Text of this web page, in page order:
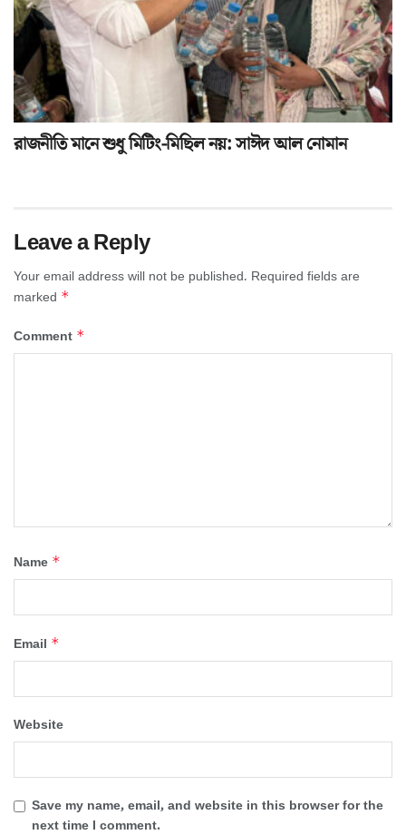
রাজনীতি মানে শুধু মিটিং-মিছিল নয়: সাঈদ আল নোমান
Leave a Reply
Your email address will not be published. Required fields are
marked *
Comment *
Name *
Email *
Website
Save my name, email, and website in this browser for the
next time I comment.